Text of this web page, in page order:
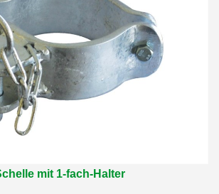
mit 1-fach-Halter